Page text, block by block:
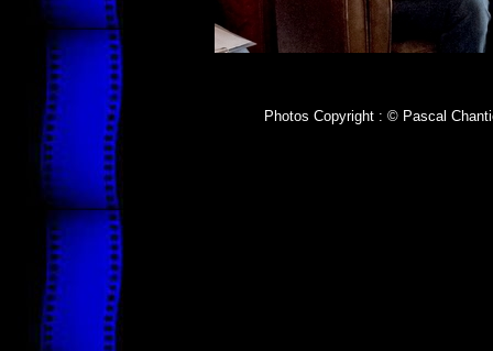
Photos Copyright : © Pascal